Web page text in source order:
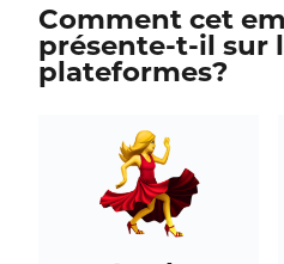
Comment cet
présente-t-il sur
plateformes?